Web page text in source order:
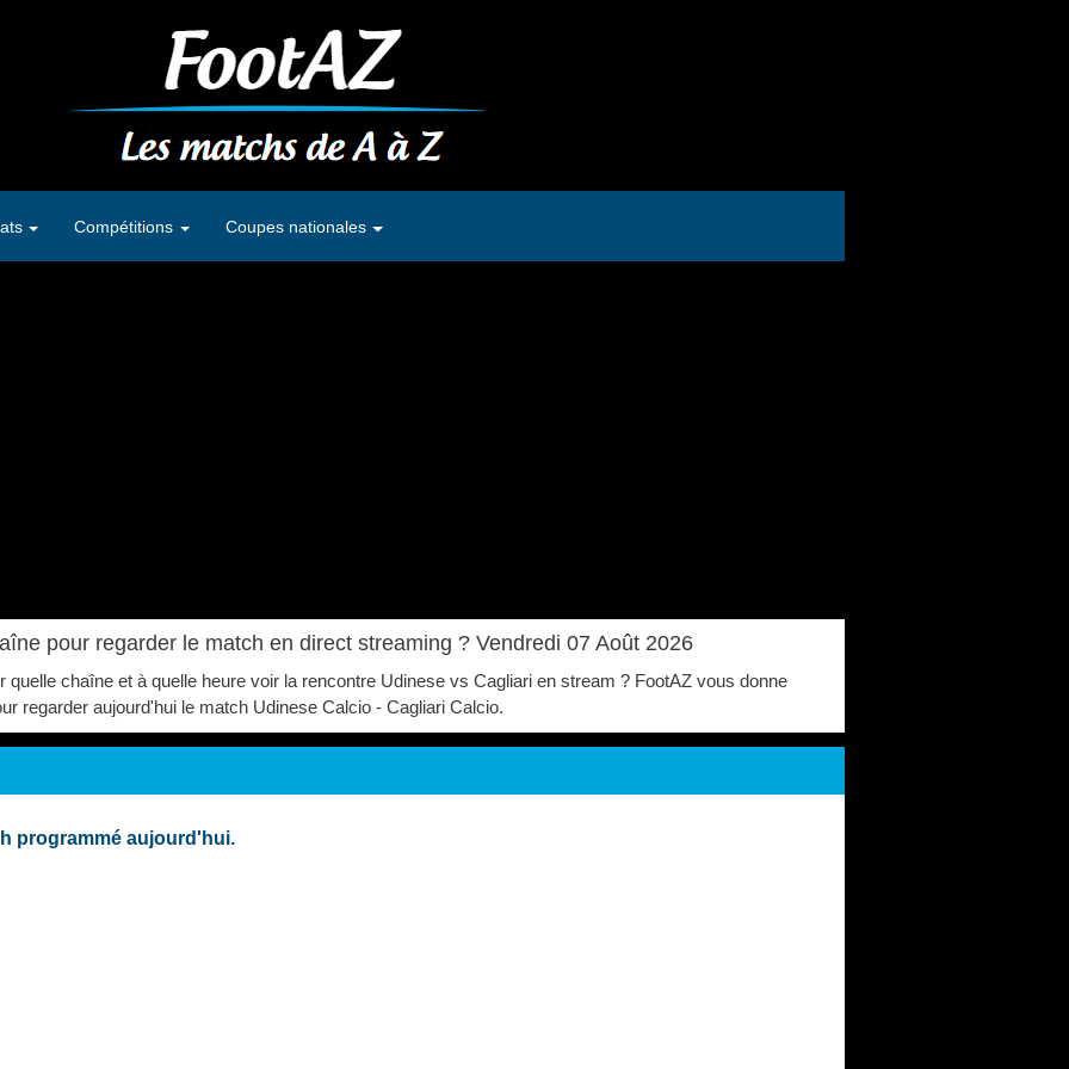
pour regarder le match en direct streaming ? Vendredi 07 Août 2026
quelle chaîne et à quelle heure voir la rencontre Udinese vs Cagliari en stream ? FootAZ vous donne
regarder aujourd'hui le match Udinese Calcio - Cagliari Calcio.
programmé aujourd'hui.
Compétitions Coupes nationales